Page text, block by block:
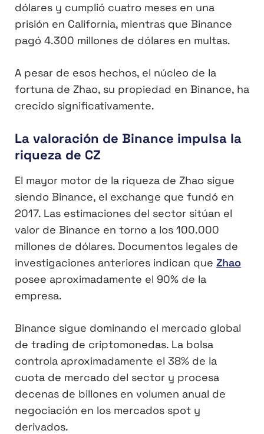
dólares y cumplió cuatro meses en una
prisión en California, mientras que Binance
pagó 4.300 millones de dólares en multas.
A pesar de esos hechos, el núcleo de la
fortuna de Zhao, su propiedad en Binance, ha
crecido significativamente.
La valoración de Binance impulsa la
riqueza de CZ
El mayor motor de la riqueza de Zhao sigue
siendo Binance, el exchange que fundó en
2017. Las estimaciones del sector sitúan el
valor de Binance en torno a los 100.000
millones de dólares. Documentos legales de
investigaciones anteriores indican que Zhao
posee aproximadamente el 90% de la
empresa.
Binance sigue dominando el mercado global
de trading de criptomonedas. La bolsa
controla aproximadamente el 38% de la
cuota de mercado del sector y procesa
decenas de billones en volumen anual de
negociación en los mercados spot y
derivados.